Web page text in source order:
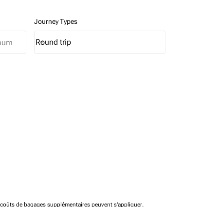
Journey Types
Journey Types option Round trip Selected
Round trip
keyboard_arrow_down
de bagages supplémentaires peuvent s'appliquer.